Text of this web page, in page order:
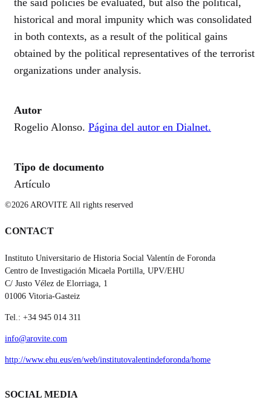
the said policies be evaluated, but also the political,
historical and moral impunity which was consolidated
in both contexts, as a result of the political gains
obtained by the political representatives of the terrorist
organizations under analysis.
Autor
Rogelio Alonso. Página del autor en Dialnet.
Tipo de documento
Artículo
©2026 AROVITE All rights reserved
CONTACT
Instituto Universitario de Historia Social Valentín de Foronda
Centro de Investigación Micaela Portilla, UPV/EHU
C/ Justo Vélez de Elorriaga, 1
01006 Vitoria-Gasteiz
Tel.: +34 945 014 311
info@arovite.com
http://www.ehu.eus/en/web/institutovalentindeforonda/home
SOCIAL MEDIA